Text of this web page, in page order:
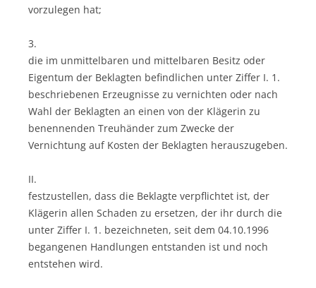
vorzulegen hat;
3.
die im unmittelbaren und mittelbaren Besitz oder
Eigentum der Beklagten befindlichen unter Ziffer I. 1.
beschriebenen Erzeugnisse zu vernichten oder nach
Wahl der Beklagten an einen von der Klägerin zu
benennenden Treuhänder zum Zwecke der
Vernichtung auf Kosten der Beklagten herauszugeben.
II.
festzustellen, dass die Beklagte verpflichtet ist, der
Klägerin allen Schaden zu ersetzen, der ihr durch die
unter Ziffer I. 1. bezeichneten, seit dem 04.10.1996
begangenen Handlungen entstanden ist und noch
entstehen wird.